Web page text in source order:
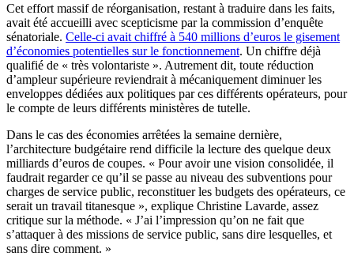
Cet effort massif de réorganisation, restant à traduire dans les faits,
avait été accueilli avec scepticisme par la commission d’enquête
sénatoriale. Celle-ci avait chiffré à 540 millions d’euros le gisement
d’économies potentielles sur le fonctionnement. Un chiffre déjà
qualifié de « très volontariste ». Autrement dit, toute réduction
d’ampleur supérieure reviendrait à mécaniquement diminuer les
enveloppes dédiées aux politiques par ces différents opérateurs, pour
le compte de leurs différents ministères de tutelle.
Dans le cas des économies arrêtées la semaine dernière,
l’architecture budgétaire rend difficile la lecture des quelque deux
milliards d’euros de coupes. « Pour avoir une vision consolidée, il
faudrait regarder ce qu’il se passe au niveau des subventions pour
charges de service public, reconstituer les budgets des opérateurs, ce
serait un travail titanesque », explique Christine Lavarde, assez
critique sur la méthode. « J’ai l’impression qu’on ne fait que
s’attaquer à des missions de service public, sans dire lesquelles, et
sans dire comment. »